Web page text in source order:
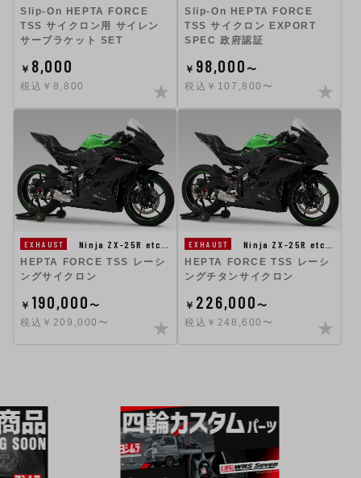
Slip-On HEPTA FORCE
TSS サイクロン用 サイレン
サーブラケット SET
￥ 8,000
税込￥8,800
Slip-On HEPTA FORCE
TSS サイクロン EXPORT
SPEC 政府認証
￥ 98,000〜
税込￥107,800〜
EXHAUST
Ninja ZX-25R etc…
HEPTA FORCE TSS レーシ
ングサイクロン
￥ 190,000〜
税込￥209,000〜
EXHAUST
Ninja ZX-25R etc…
HEPTA FORCE TSS レーシ
ングチタンサイクロン
￥ 226,000〜
税込￥248,600〜